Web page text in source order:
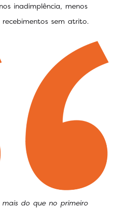
inadimplência, menos
sem atrito.
mais do que no primeiro